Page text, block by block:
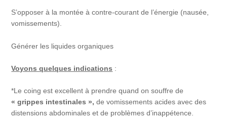
S’opposer à la montée à contre-courant de l’énergie (nausée,
vomissements).
Générer les liquides organiques
Voyons quelques indications :
*Le coing est excellent à prendre quand on souffre de
« grippes intestinales », de vomissements acides avec des
distensions abdominales et de problèmes d’inappétence.